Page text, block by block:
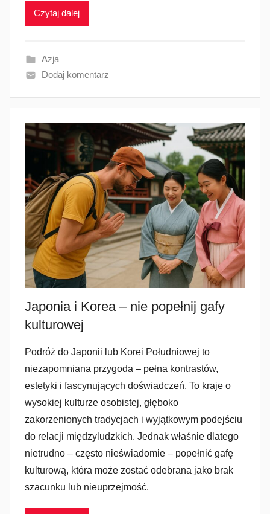
Czytaj dalej
Azja
Dodaj komentarz
Japonia i Korea – nie popełnij gafy
kulturowej
Podróż do Japonii lub Korei Południowej to
niezapomniana przygoda – pełna kontrastów,
estetyki i fascynujących doświadczeń. To kraje o
wysokiej kulturze osobistej, głęboko
zakorzenionych tradycjach i wyjątkowym podejściu
do relacji międzyludzkich. Jednak właśnie dlatego
nietrudno – często nieświadomie – popełnić gafę
kulturową, która może zostać odebrana jako brak
szacunku lub nieuprzejmość.